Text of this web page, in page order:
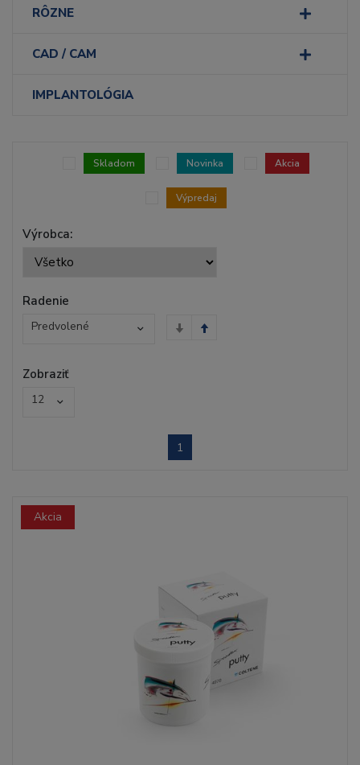
RÔZNE
CAD / CAM
IMPLANTOLÓGIA
Výrobca:
Skladom Novinka Akcia
Výpredaj
Radenie
Predvolené
Zobraziť
12
1
Akcia